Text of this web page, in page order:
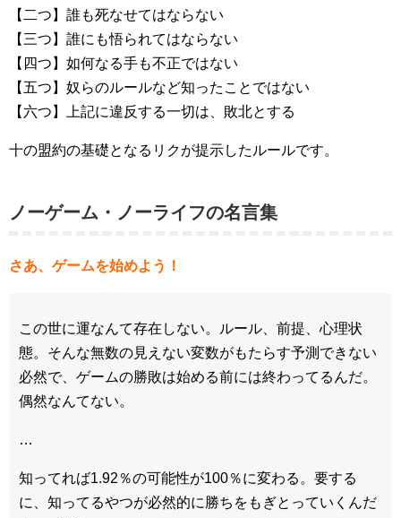
【二つ】誰も死なせてはならない
【三つ】誰にも悟られてはならない
【四つ】如何なる手も不正ではない
【五つ】奴らのルールなど知ったことではない
【六つ】上記に違反する一切は、敗北とする
十の盟約の基礎となるリクが提示したルールです。
ノーゲーム・ノーライフの名言集
さあ、ゲームを始めよう！
この世に運なんて存在しない。ルール、前提、心理状
態。そんな無数の見えない変数がもたらす予測できない
必然で、ゲームの勝敗は始める前には終わってるんだ。
偶然なんてない。
…
知ってれば1.92％の可能性が100％に変わる。要する
に、知ってるやつが必然的に勝ちをもぎとっていくんだ